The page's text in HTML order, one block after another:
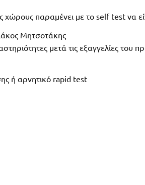
χώρους παραμένει με το self test να
Μητσοτάκης
μετά τις εξαγγελίες του
ή αρνητικό rapid test